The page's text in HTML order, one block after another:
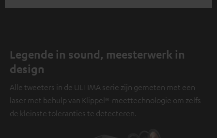
Legende in sound, meesterwerk in
design
Alle tweeters in de ULTIMA serie zijn gemeten met een
laser met behulp van Klippel®-meettechnologie om zelfs
de kleinste toleranties te detecteren.